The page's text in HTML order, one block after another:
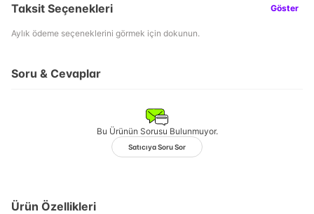
Taksit Seçenekleri Göster
Aylık ödeme seçeneklerini görmek için dokunun.
Soru & Cevaplar
Bu Ürünün Sorusu Bulunmuyor.
Satıcıya Soru Sor
Ürün Özellikleri